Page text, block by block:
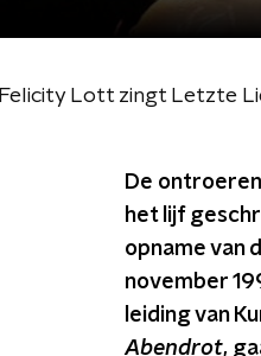
Felicity Lott zingt Letzte
De
het lijf
opname van
november
leiding van
Abendrot,